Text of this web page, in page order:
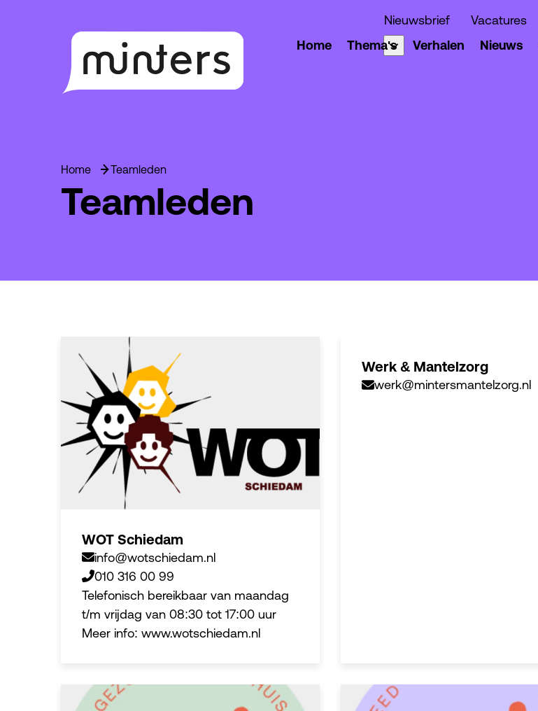
Nieuwsbrief Vacatures
Home
Thema's Verhalen Nieuws
Teamleden
Home Teamleden
WOT Schiedam
info@wotschiedam.nl
010 316 00 99
Telefonisch bereikbaar van maandag
t/m vrijdag van 08:30 tot 17:00 uur
Meer info: www.wotschiedam.nl
Werk & Mantelzorg
werk@mintersmantelzorg.nl